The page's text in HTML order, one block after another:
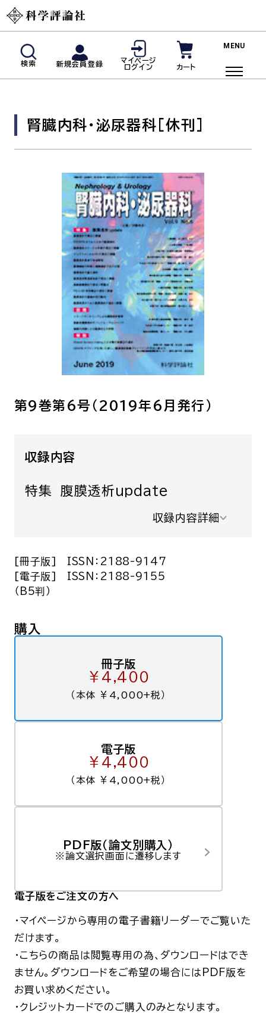
検索 新規会員登録
マイページ
ログイン
カート
新規会員登録
マイページログイン
よくあるご質問
雑誌
脳神経内科(神経内科)
臨床免疫・アレルギー科
呼吸器内科
皮膚科
循環器内科
腎臓内科・泌尿器科 [休刊]
第9巻第6号（2019年6月発行）
収録内容
特集 腹膜透析update
収録内容詳細
[冊子版]
ISSN：2188-9147
[電子版]
ISSN：2188-9155
（B5判）
購入
冊子版
￥4,400
（本体 ￥4,000+税）
電子版
￥4,400
（本体 ￥4,000+税）
PDF版（論文別購入）
※論文選択画面に遷移します
電子版をご注文の方へ
・マイページから専用の電子書籍リーダーでご覧いた
だけます。
・こちらの商品は閲覧専用の為、ダウンロードはでき
ません。 ダウンロードをご希望の場合にはPDF版を
お買い求めください。
・クレジットカードでのご購入のみとなります。